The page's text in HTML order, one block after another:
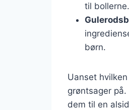
til
børn.
Uanset
grøntsager
dem til en